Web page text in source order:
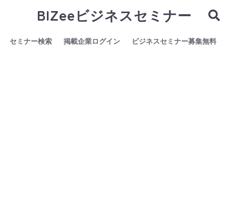
BIZeeビジネスセミナー
セミナー検索 掲載企業ログイン ビジネスセミナー募集無料